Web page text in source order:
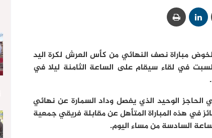
مباراة نصف النهائي من كأس العرش لكرة اليد
في لقاء سيقام على الساعة الثامنة ليلا في
الحاجز الوحيد الذي يفصل وداد السمارة عن نهائي
في هذه المباراة المتأهل عن مقابلة فريقي جمعية
السادسة من مساء اليوم.